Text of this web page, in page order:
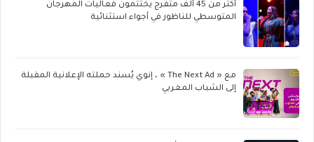
أكثر من 45 ألف متفرج يختتمون فعاليات المهرجان
المتوسطي للناظور في أجواء استثنائية
مع « The Next Ad » ، إنوي يُسند حملته الإعلانية المقبلة
إلى الشباب المغربي